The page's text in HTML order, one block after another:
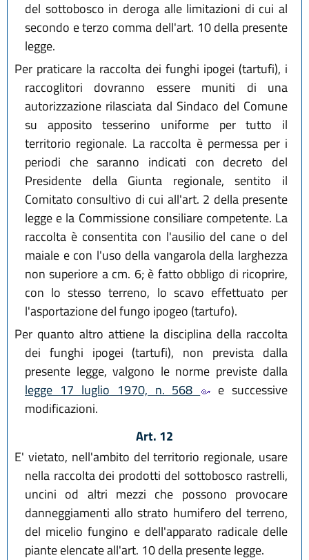
del sottobosco in deroga alle limitazioni di cui al
secondo e terzo comma dell'art. 10 della presente
legge.
Per praticare la raccolta dei funghi ipogei (tartufi), i
raccoglitori dovranno essere muniti di una
autorizzazione rilasciata dal Sindaco del Comune
su apposito tesserino uniforme per tutto il
territorio regionale. La raccolta è permessa per i
periodi che saranno indicati con decreto del
Presidente della Giunta regionale, sentito il
Comitato consultivo di cui all'art. 2 della presente
legge e la Commissione consiliare competente. La
raccolta è consentita con l'ausilio del cane o del
maiale e con l'uso della vangarola della larghezza
non superiore a cm. 6; è fatto obbligo di ricoprire,
con lo stesso terreno, lo scavo effettuato per
l'asportazione del fungo ipogeo (tartufo).
Per quanto altro attiene la disciplina della raccolta
dei funghi ipogei (tartufi), non prevista dalla
presente legge, valgono le norme previste dalla
legge 17 luglio 1970, n. 568
e successive
modificazioni.
Art. 12
E' vietato, nell'ambito del territorio regionale, usare
nella raccolta dei prodotti del sottobosco rastrelli,
uncini od altri mezzi che possono provocare
danneggiamenti allo strato humifero del terreno,
del micelio fungino e dell'apparato radicale delle
piante elencate all'art. 10 della presente legge.